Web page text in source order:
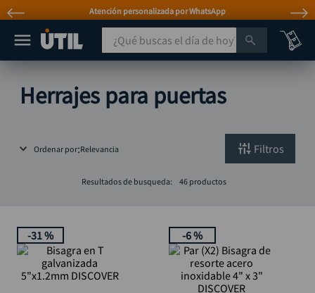
Atención personalizada por WhatsApp
¿Qué buscas el día de hoy?
Herrajes para puertas
Ordenar por Relevancia Filtros
Resultados de busqueda: 46 productos
-31 % -6 %
taladro
compresor
ruteadora
broca
hidrolavadora